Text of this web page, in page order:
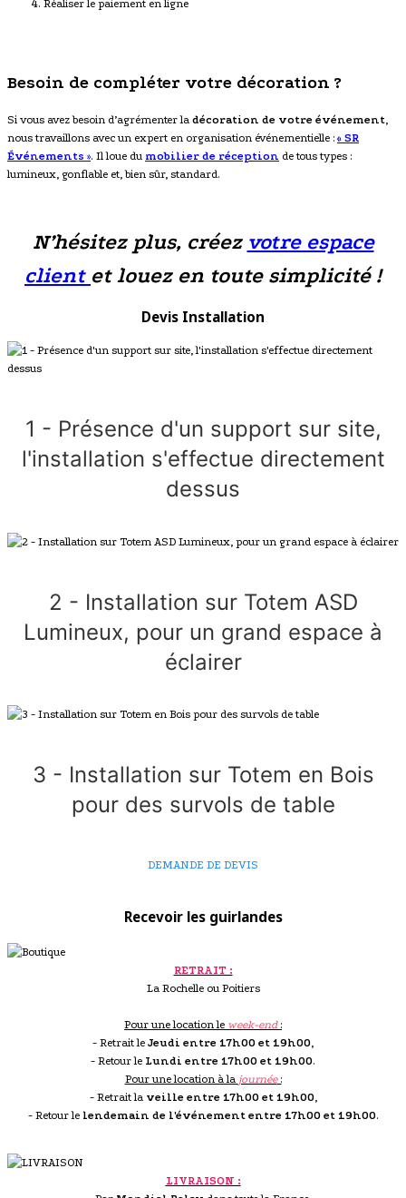
Réaliser le paiement en ligne
Besoin de compléter votre décoration ?
Si vous avez besoin d’agrémenter la décoration de votre événement,
nous travaillons avec un expert en organisation événementielle : « SR
Événements ». Il loue du mobilier de réception de tous types :
lumineux, gonflable et, bien sûr, standard.
N’hésitez plus, créez votre espace
client et louez en toute simplicité !
Devis Installation
1 - Présence d'un support sur site,
l'installation s'effectue directement
dessus
2 - Installation sur Totem ASD
Lumineux, pour un grand espace à
éclairer
3 - Installation sur Totem en Bois
pour des survols de table
DEMANDE DE DEVIS
Recevoir les guirlandes
RETRAIT :
La Rochelle ou Poitiers
Pour une location le week-end:
- Retrait le Jeudi entre 17h00 et 19h00
- Retour le Lundi entre 17h00 et 19h00.
Pour une location à la journée:
- Retrait la veille entre 17h00 et 19h00,
- Retour le lendemain de l'événement entre 17h00 et 19h00.
LIVRAISON :